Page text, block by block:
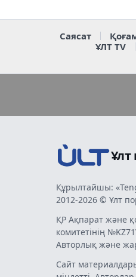
Саясат
ҰЛТ TV
Ұлт
Құрылтайшы:
2012-2026 © Ұлт
ҚР Ақпарат және
комитетінің
Авторлық және
Сайт